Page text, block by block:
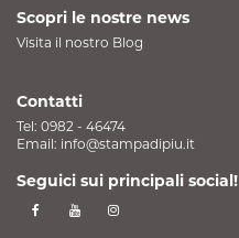
Scopri le nostre news
Visita il nostro Blog
Contatti
Tel: 0982 - 46474
Email: info@stampadipiu.it
Seguici sui principali social!